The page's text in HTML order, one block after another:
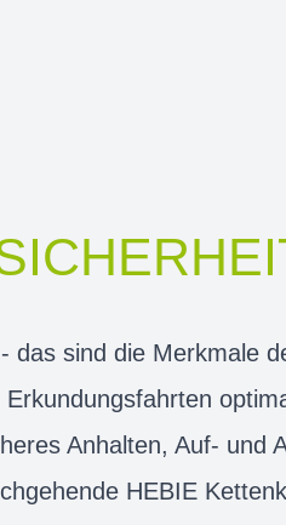
das sind die Merkmale
Anhalten, Auf- und
HEBIE